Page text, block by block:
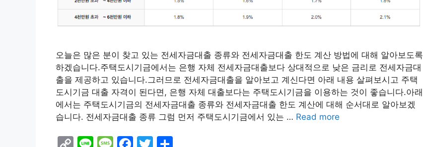
오늘은 많은 분이 찾고 있는 전세자금대출 종류와 전세자금대출 한도 계산 방법에 대해 알아보도록
하겠습니다.주택도시기금에서는 은행 자체 전세자금대출보다 상대적으로 낮은 금리로 전세자금대
출을 제공하고 있습니다.그러므로 전세자금대출을 알아보고 계신다면 아래 내용 살펴보시고 주택
도시기금 대출 자격이 된다면, 은행 자체 대출보다는 주택도시기금을 이용하는 것이 좋습니다.아래
에서는 주택도시기금의 전세자금대출 종류와 전세자금대출 한도 계산에 대해 순서대로 알아보겠
습니다. 전세자금대출 종류 그럼 먼저 주택도시기금에서 있는 … Read more